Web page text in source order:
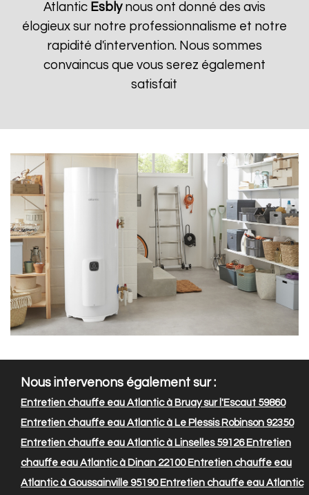
Atlantic Esblynous ont donné des avis
élogieux sur notre professionnalisme et notre
rapidité d'intervention. Nous sommes
convaincus que vous serez également
satisfait
Nous intervenons également sur :
Entretien chauffe eau Atlantic à Bruay sur l'Escaut 59860
Entretien chauffe eau Atlantic à Le Plessis Robinson 92350
Entretien chauffe eau Atlantic à Linselles 59126Entretien
chauffe eau Atlantic à Dinan 22100Entretien chauffe eau
Atlantic à Goussainville 95190Entretien chauffe eau Atlantic